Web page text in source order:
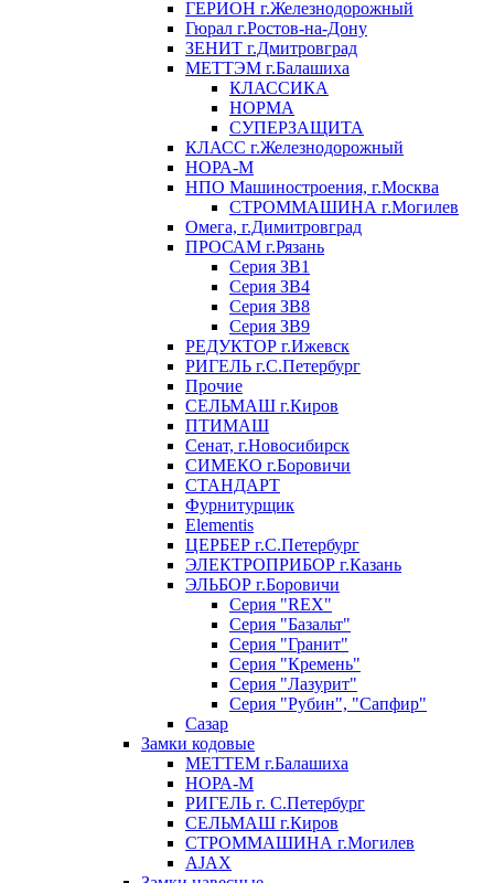
ГЕРИОН г.Железнодорожный
Гюрал г.Ростов-на-Дону
ЗЕНИТ г.Дмитровград
МЕТТЭМ г.Балашиха
КЛАССИКА
НОРМА
СУПЕРЗАЩИТА
КЛАСС г.Железнодорожный
НОРА-М
НПО Машиностроения, г.Москва
СТРОММАШИНА г.Могилев
Омега, г.Димитровград
ПРОСАМ г.Рязань
Серия ЗВ1
Серия ЗВ4
Серия ЗВ8
Серия ЗВ9
РЕДУКТОР г.Ижевск
РИГЕЛЬ г.С.Петербург
Прочие
СЕЛЬМАШ г.Киров
ПТИМАШ
Сенат, г.Новосибирск
СИМЕКО г.Боровичи
СТАНДАРТ
Фурнитурщик
Elementis
ЦЕРБЕР г.С.Петербург
ЭЛЕКТРОПРИБОР г.Казань
ЭЛЬБОР г.Боровичи
Серия "REX"
Серия "Базальт"
Серия "Гранит"
Серия "Кремень"
Серия "Лазурит"
Серия "Рубин", "Сапфир"
Сазар
Замки кодовые
МЕТТЕМ г.Балашиха
НОРА-М
РИГЕЛЬ г. С.Петербург
СЕЛЬМАШ г.Киров
СТРОММАШИНА г.Могилев
AJAX